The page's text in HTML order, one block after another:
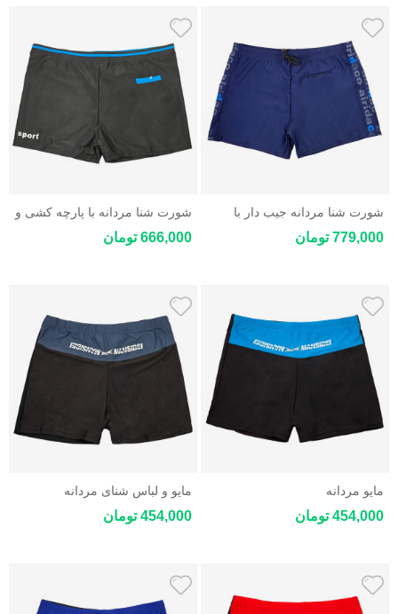
شورت شنا مردانه جیب دار با
پارچه کشی و سبک
779,000 تومان
شورت شنا مردانه با پارچه کشی و
سبک
666,000 تومان
مایو مردانه
454,000 تومان
مایو و لباس شنای مردانه
454,000 تومان